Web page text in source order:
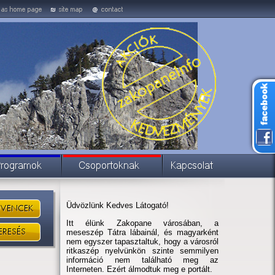
Üdvözlünk Kedves Látogató!
Itt élünk Zakopane városában, a
meseszép Tátra lábainál, és magyarként
nem egyszer tapasztaltuk, hogy a városról
ritkaszép nyelvünkön szinte semmilyen
információ nem található meg az
Interneten. Ezért álmodtuk meg e portált.